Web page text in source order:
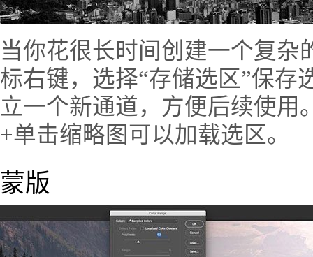
当你花很长时间创建一个复杂
标右键，选择“存储选区”保存
立一个新通道，方便后续使用
+单击缩略图可以加载选区。
蒙版